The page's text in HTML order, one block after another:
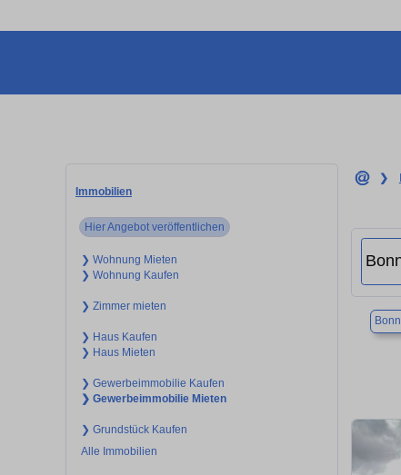
Immobilien
Hier Angebot veröffentlichen
❯ Wohnung Mieten
❯ Wohnung Kaufen
❯ Zimmer mieten
❯ Haus Kaufen
❯ Haus Mieten
❯ Gewerbeimmobilie Kaufen
❯ Gewerbeimmobilie Mieten
❯ Grundstück Kaufen
Alle Immobilien
❯
Bonn